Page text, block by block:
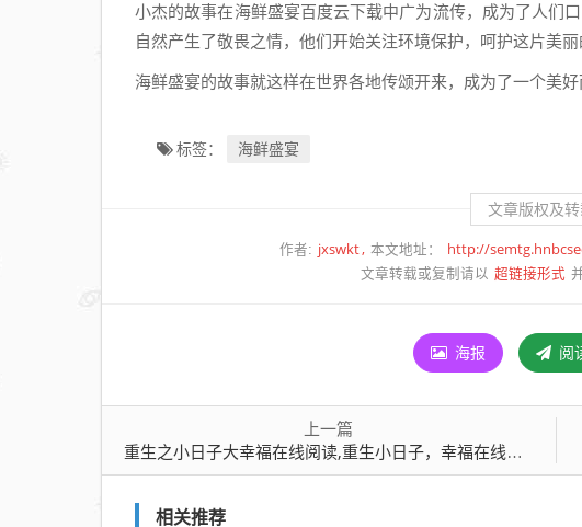
小杰的故事在海鲜盛宴百度云下载中广为流传，成为了人们
自然产生了敬畏之情，他们开始关注环境保护，呵护这片美丽
海鲜盛宴的故事就这样在世界各地传颂开来，成为了一个美好
标签： 海鲜盛宴
文章版权及转
作者: jxswkt 本文地址： http://
文章转载或复制请以 超链接形式
海报 阅
上一篇
重生之小日子大幸福在线阅读,重生小日子，幸福在线阅读
相关推荐